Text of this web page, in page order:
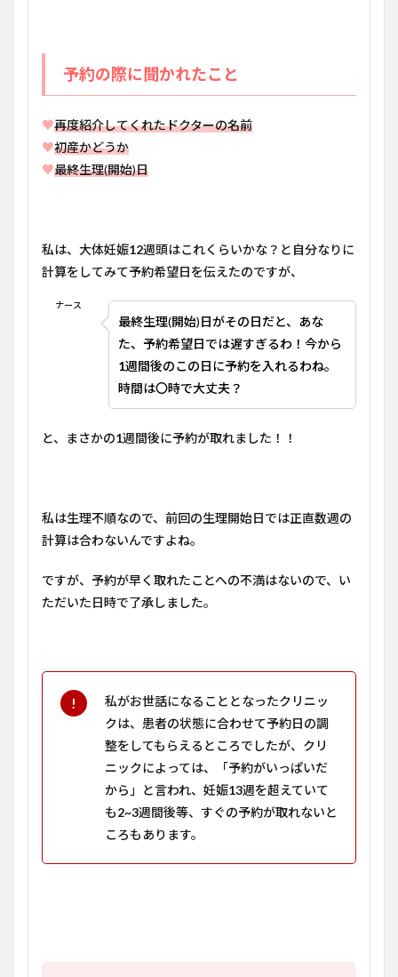
予約の際に聞かれたこと
♥再度紹介してくれたドクターの名前
♥初産かどうか
♥最終生理(開始)日
私は、大体妊娠12週頭はこれくらいかな？と自分なりに
計算をしてみて予約希望日を伝えたのですが、
ナース
最終生理(開始)日がその日だと、あな
た、予約希望日では遅すぎるわ！今から
1週間後のこの日に予約を入れるわね。
時間は〇時で大丈夫？
と、まさかの1週間後に予約が取れました！！
私は生理不順なので、前回の生理開始日では正直数週の
計算は合わないんですよね。
ですが、予約が早く取れたことへの不満はないので、い
ただいた日時で了承しました。
私がお世話になることとなったクリニッ
クは、患者の状態に合わせて予約日の調
整をしてもらえるところでしたが、クリ
ニックによっては、「予約がいっぱいだ
から」と言われ、妊娠13週を超えていて
も2~3週間後等、すぐの予約が取れないと
ころもあります。